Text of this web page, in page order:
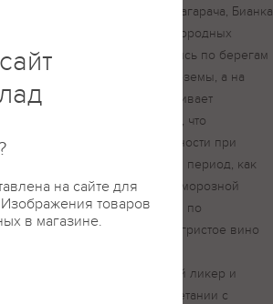
Цветочный, Цитронный Магарача, Бианка
выращивается на плодородных
Виноградники раскинулись по берегам
берегу преобладают черноземы, а на
Влияние реки обеспечивает
суточных температур, что
натуральной кислотности при
зрелости. Вегетационный период, как
за счет долгой, морозной
Сбор урожая проводится по
оптимальной зрелости. Игристое вино
методом. Перед
добавляется экспедиционный ликер и
Вино идеально в сочетании с
на сайте для
товаров
в магазине.